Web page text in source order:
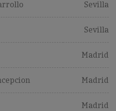
Sevilla
Sevilla
Madrid
Madrid
Madrid